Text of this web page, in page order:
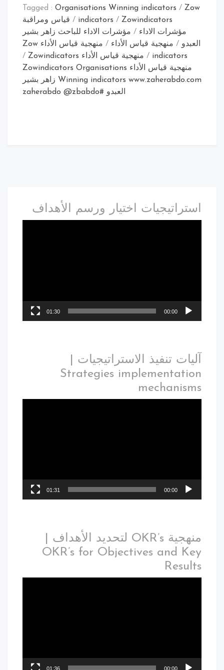
Tagged :Organisations Winning indicators/
indicators/Zowindicators
/قياس ومراقبة
مؤشرات الاداء
/مؤشرات الاداء للباحث زاهر بشير
/منهجية قياس الأداء /
منهجية قياس الأداء Zow
indicators
/منهجية قياس الأداء Zowindicators
/
منهجية قياس الأداء Zowindicators Organisations
Winning indicators www.zaherabdo.com زاهر بشير
العبدو #zaherabdo @zbabdo
استراتيجيات اختيار ورسم الأهداف
00:00
آليات تنفيذ الاستراتيجيات |
Strategies implementation
mechanisms
00:00
منهجية OKR’s لتحديد الأهداف |
OKR’s for Objectives and Key
Results
00:00